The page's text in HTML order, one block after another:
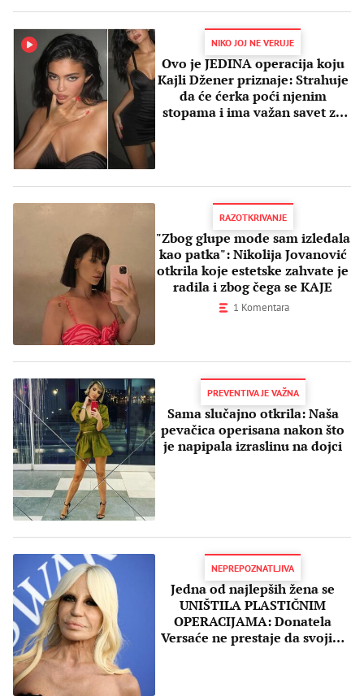
NIKO JOJ NE VERUJE
Ovo je JEDINA operacija koju
Kajli Džener priznaje: Strahuje
da će ćerka poći njenim
stopama i ima važan savet za
RAZOTKRIVANJE
"Zbog glupe mode sam izledala
kao patka": Nikolija Jovanović
otkrila koje estetske zahvate je
radila i zbog čega se KAJE
1 Komentara
PREVENTIVA JE VAŽNA
Sama slučajno otkrila: Naša
pevačica operisana nakon što
je napipala izraslinu na dojci
NEPREPOZNATLJIVA
Jedna od najlepših žena se
UNIŠTILA PLASTIČNIM
OPERACIJAMA: Donatela
Versaće ne prestaje da svojim